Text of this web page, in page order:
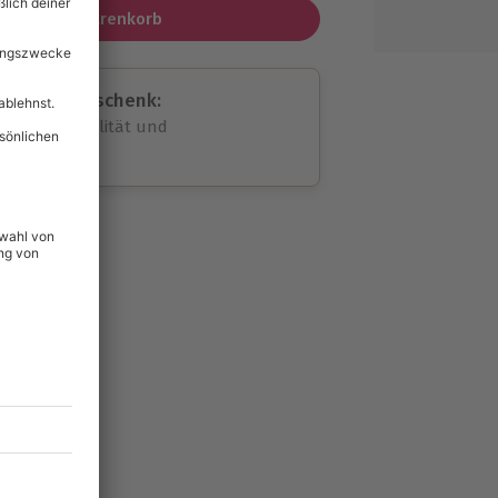
In den Warenkorb
Geschenk:
volle Flexibilität und
424 °P